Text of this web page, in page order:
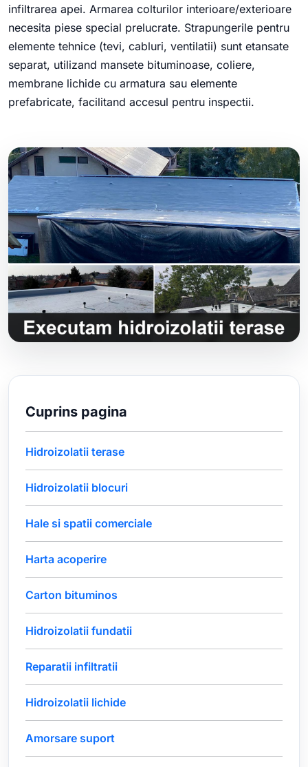
infiltrarea apei. Armarea colturilor interioare/exterioare
necesita piese special prelucrate. Strapungerile pentru
elemente tehnice (tevi, cabluri, ventilatii) sunt etansate
separat, utilizand mansete bituminoase, coliere,
membrane lichide cu armatura sau elemente
prefabricate, facilitand accesul pentru inspectii.
Cuprins pagina
Hidroizolatii terase
Hidroizolatii blocuri
Hale si spatii comerciale
Harta acoperire
Carton bituminos
Hidroizolatii fundatii
Reparatii infiltratii
Hidroizolatii lichide
Amorsare suport